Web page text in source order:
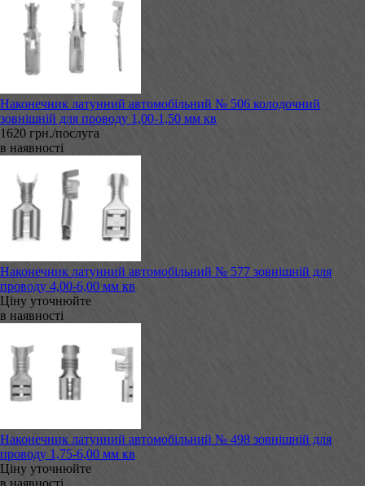
Наконечник латунний автомобільний № 506 колодочний
зовнішній для проводу 1,00-1,50 мм кв
1620 грн./послуга
в наявності
Наконечник латунний автомобільний № 577 зовнішній для
проводу 4,00-6,00 мм кв
Ціну уточнюйте
в наявності
Наконечник латунний автомобільний № 498 зовнішній для
проводу 1,75-6,00 мм кв
Ціну уточнюйте
в наявності